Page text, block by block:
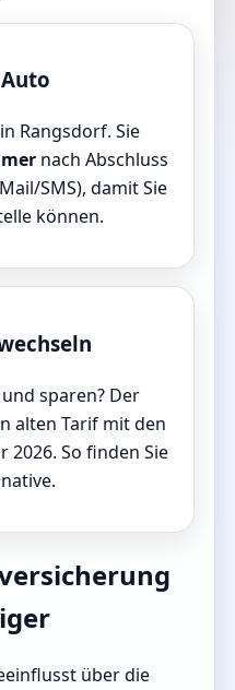
Rangsdorf. Sie
nach Abschluss
SMS), damit Sie
können.
und sparen? Der
alten Tarif mit den
So finden Sie
über die